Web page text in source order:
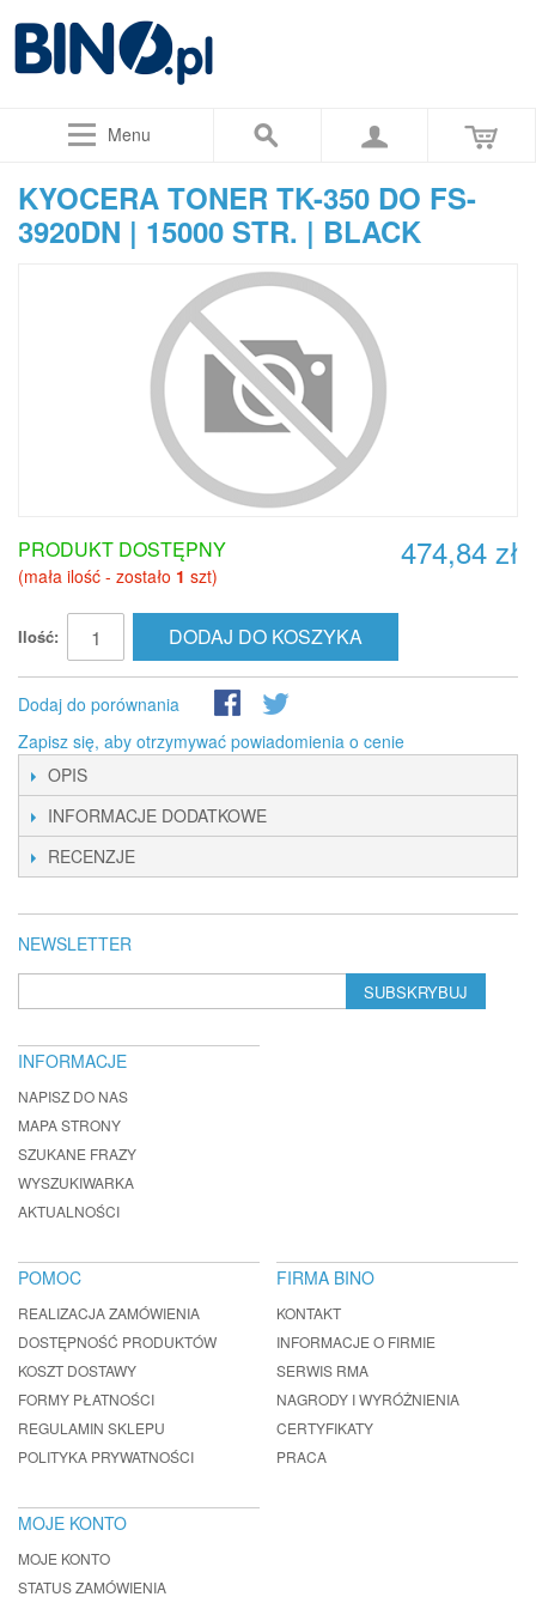
Menu
KYOCERA TONER TK-350 DO FS-
3920DN | 15000 STR. | BLACK
474,84 zł
PRODUKT DOSTĘPNY
(mała ilość - zostało 1 szt)
Ilość: DODAJ DO KOSZYKA
Dodaj do porównania
Zapisz się, aby otrzymywać powiadomienia o cenie
OPIS
INFORMACJE DODATKOWE
RECENZJE
NEWSLETTER
SUBSKRYBUJ
INFORMACJE
NAPISZ DO NAS
MAPA STRONY
SZUKANE FRAZY
WYSZUKIWARKA
AKTUALNOŚCI
POMOC
REALIZACJA ZAMÓWIENIA
DOSTĘPNOŚĆ PRODUKTÓW
KOSZT DOSTAWY
FORMY PŁATNOŚCI
REGULAMIN SKLEPU
POLITYKA PRYWATNOŚCI
FIRMA BINO
KONTAKT
INFORMACJE O FIRMIE
SERWIS RMA
NAGRODY I WYRÓŻNIENIA
CERTYFIKATY
PRACA
MOJE KONTO
MOJE KONTO
STATUS ZAMÓWIENIA